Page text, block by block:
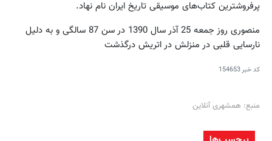
پرفروشترین کتاب‌های موسیقی تاریخ ایران نام نهاد.
منصوری روز جمعه 25 آذر سال 1390 در سن 87 سالگی و به دلیل
نارسایی قلبی در منزلش در اتریش درگذشت
کد خبر154653
منبع: همشهری آنلاین